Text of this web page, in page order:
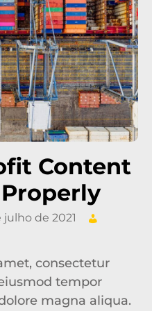
Content
julho de 2021
consectetur
tempor
magna aliqua.